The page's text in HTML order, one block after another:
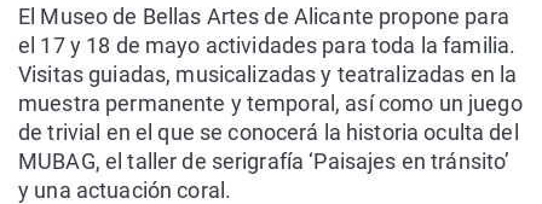
El Museo de Bellas Artes de Alicante propone para
el 17 y 18 de mayo actividades para toda la familia.
Visitas guiadas, musicalizadas y teatralizadas en la
muestra permanente y temporal, así como un juego
de trivial en el que se conocerá la historia oculta del
MUBAG, el taller de serigrafía ‘Paisajes en tránsito’
y una actuación coral.